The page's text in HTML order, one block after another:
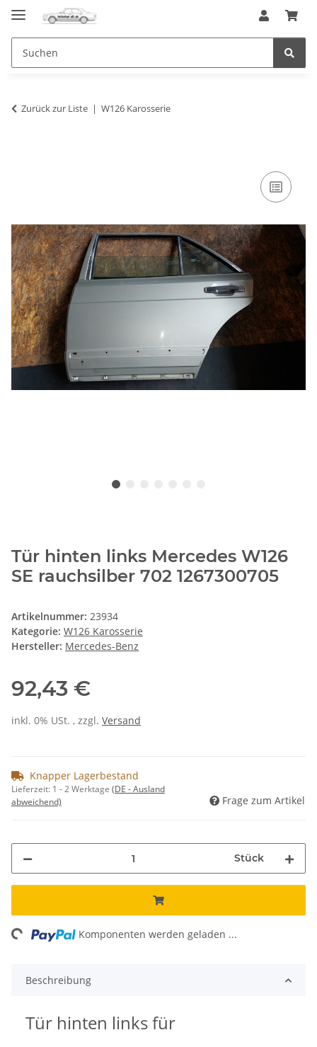
Zurück zur Liste W126 Karosserie
Tür hinten links Mercedes W126
SE rauchsilber 702 1267300705
Artikelnummer: 23934
Kategorie: W126 Karosserie
Hersteller: Mercedes-Benz
92,43 €
inkl. 0% USt. , zzgl. Versand
Knapper Lagerbestand
Lieferzeit: 1 - 2 Werktage (DE - Ausland
abweichend)
Frage zum Artikel
Stück
Komponenten werden geladen ...
Beschreibung
Tür hinten links für